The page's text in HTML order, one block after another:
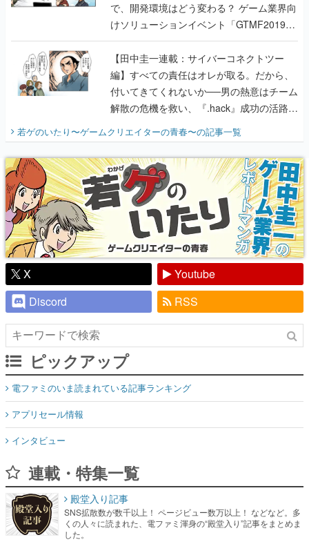
で、開発環境はどう変わる？ ゲーム業界向
けソリューションイベント「GTMF2019」
に行って、より理解を深めよう【PR】
【田中圭一連載：サイバーコネクトツー
編】すべての責任はオレが取る。だから、
付いてきてくれないか──男の熱意はチーム
解散の危機を救い、『.hack』成功の活路を
開く。業界の快男児・松山 洋に流れる血は
『少年ジャンプ』色だった【若ゲのいた
り】
若ゲのいたり〜ゲームクリエイターの青春〜の記事一覧
X
Youtube
Discord
RSS
ピックアップ
電ファミのいま読まれている記事ランキング
アプリセール情報
インタビュー
連載・特集一覧
殿堂入り記事
SNS拡散数が数千以上！ ページビュー数万以上！ などなど。多
くの人々に読まれた、電ファミ渾身の“殿堂入り”記事をまとめま
した。